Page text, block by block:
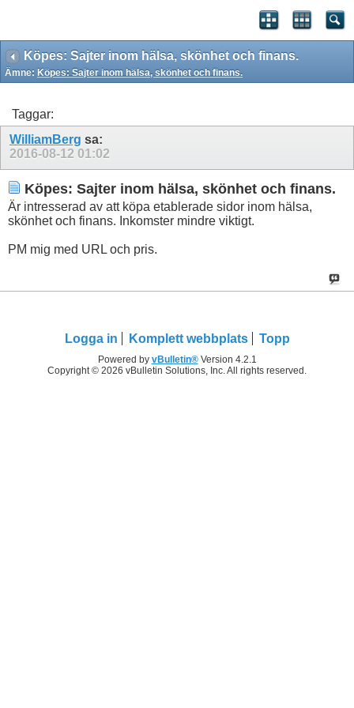
Köpes: Sajter inom hälsa, skönhet och finans.
Ämne: Köpes: Sajter inom hälsa, skönhet och finans.
Taggar:
WilliamBerg sa:
2016-08-12 01:02
Köpes: Sajter inom hälsa, skönhet och finans.
Är intresserad av att köpa etablerade sidor inom hälsa,
skönhet och finans. Inkomster mindre viktigt.
PM mig med URL och pris.
Logga in Komplett webbplats Topp
Powered by vBulletin®Version 4.2.1
Copyright © 2026 vBulletin Solutions, Inc. All rights reserved.